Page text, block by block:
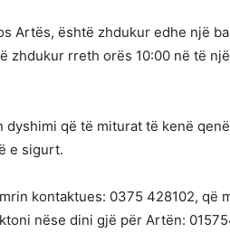
Artës, është zhdukur edhe një
zhdukur rreth orës 10:00 në të
që të miturat të kenë
e sigurt.
kontaktues: 0375 428102, që
nëse dini gjë për Artën: